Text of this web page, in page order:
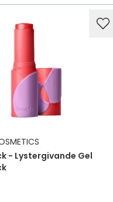
- Lystergivande Gel